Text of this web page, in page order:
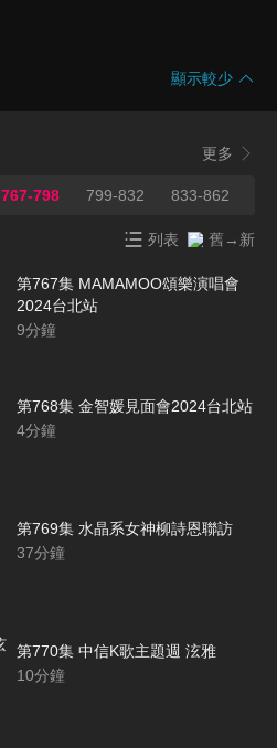
顯示較少
更多
767-798 799-832 833-862
列表 舊→新
第767集 MAMAMOO頌樂演唱會
2024台北站
9分鐘
第768集 金智媛見面會2024台北站
4分鐘
第769集 水晶系女神柳詩恩聯訪
37分鐘
第770集 中信K歌主題週 泫雅
10分鐘